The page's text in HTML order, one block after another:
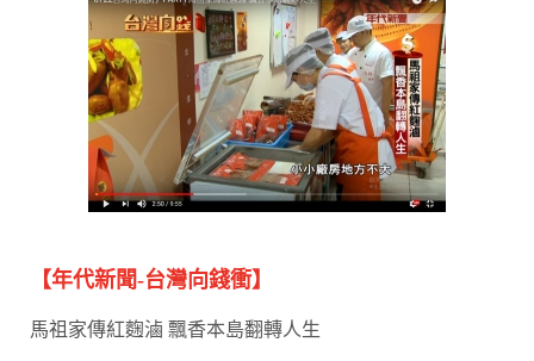
【年代新聞-台灣向錢衝】
馬祖家傳紅麴滷 飄香本島翻轉人生